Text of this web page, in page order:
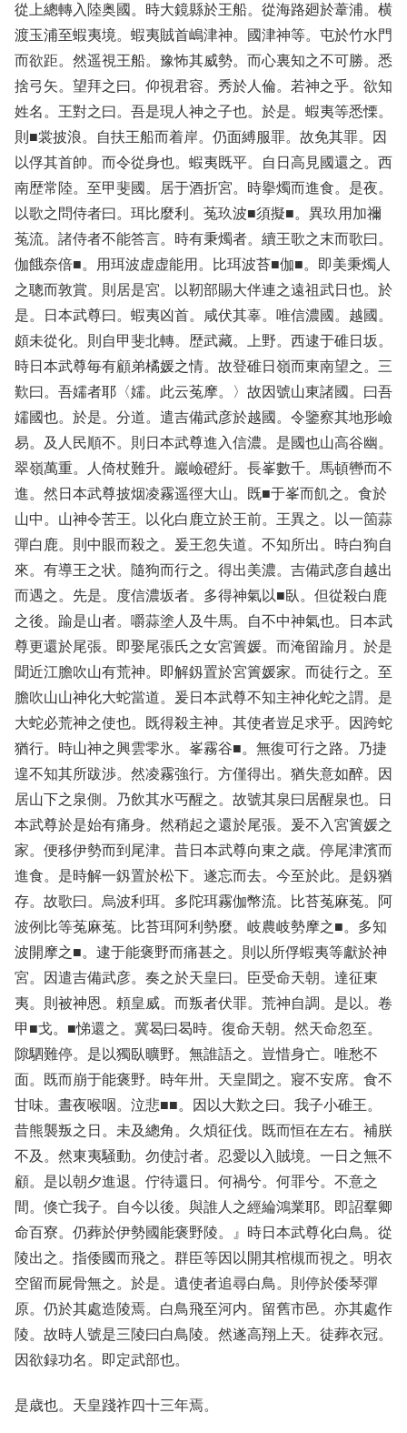
從上總轉入陸奥國。時大鏡縣於王船。從海路廻於葦浦。横
渡玉浦至蝦夷境。蝦夷賊首嶋津神。國津神等。屯於竹水門
而欲距。然遥視王船。豫怖其威勢。而心裏知之不可勝。悉
捨弓矢。望拜之曰。仰視君容。秀於人倫。若神之乎。欲知
姓名。王對之曰。吾是現人神之子也。於是。蝦夷等悉慄。
則■裳披浪。自扶王船而着岸。仍面縛服罪。故免其罪。因
以俘其首帥。而令從身也。蝦夷既平。自日高見國還之。西
南歴常陸。至甲斐國。居于酒折宮。時擧燭而進食。是夜。
以歌之問侍者曰。珥比麼利。菟玖波■須擬■。異玖用加禰
菟流。諸侍者不能答言。時有秉燭者。續王歌之末而歌曰。
伽餓奈倍■。用珥波虚虚能用。比珥波苔■伽■。即美秉燭人
之聰而敦賞。則居是宮。以靭部賜大伴連之遠祖武日也。於
是。日本武尊曰。蝦夷凶首。咸伏其辜。唯信濃國。越國。
頗未從化。則自甲斐北轉。歴武藏。上野。西逮于碓日坂。
時日本武尊毎有顧弟橘媛之情。故登碓日嶺而東南望之。三
歎曰。吾嬬者耶〈嬬。此云菟摩。〉故因號山東諸國。曰吾
嬬國也。於是。分道。遣吉備武彦於越國。令鑒察其地形嶮
易。及人民順不。則日本武尊進入信濃。是國也山高谷幽。
翠嶺萬重。人倚杖難升。巖嶮磴紆。長峯數千。馬頓轡而不
進。然日本武尊披烟凌霧遥徑大山。既■于峯而飢之。食於
山中。山神令苦王。以化白鹿立於王前。王異之。以一箇蒜
彈白鹿。則中眼而殺之。爰王忽失道。不知所出。時白狗自
來。有導王之状。隨狗而行之。得出美濃。吉備武彦自越出
而遇之。先是。度信濃坂者。多得神氣以■臥。但從殺白鹿
之後。踰是山者。嚼蒜塗人及牛馬。自不中神氣也。日本武
尊更還於尾張。即娶尾張氏之女宮簀媛。而淹留踰月。於是
聞近江膽吹山有荒神。即解釼置於宮簀媛家。而徒行之。至
膽吹山山神化大蛇當道。爰日本武尊不知主神化蛇之謂。是
大蛇必荒神之使也。既得殺主神。其使者豈足求乎。因跨蛇
猶行。時山神之興雲零氷。峯霧谷■。無復可行之路。乃捷
遑不知其所跋渉。然凌霧強行。方僅得出。猶失意如醉。因
居山下之泉側。乃飲其水丐醒之。故號其泉曰居醒泉也。日
本武尊於是始有痛身。然稍起之還於尾張。爰不入宮簀媛之
家。便移伊勢而到尾津。昔日本武尊向東之歳。停尾津濱而
進食。是時解一釼置於松下。遂忘而去。今至於此。是釼猶
存。故歌曰。烏波利珥。多陀珥霧伽幣流。比苔菟麻菟。阿
波例比等菟麻菟。比苔珥阿利勢麼。岐農岐勢摩之■。多知
波開摩之■。逮于能褒野而痛甚之。則以所俘蝦夷等獻於神
宮。因遣吉備武彦。奏之於天皇曰。臣受命天朝。達征東
夷。則被神恩。頼皇威。而叛者伏罪。荒神自調。是以。卷
甲■戈。■悌還之。冀曷曰曷時。復命天朝。然天命忽至。
隙駟難停。是以獨臥曠野。無誰語之。豈惜身亡。唯愁不
面。既而崩于能褒野。時年卅。天皇聞之。寢不安席。食不
甘味。晝夜喉咽。泣悲■■。因以大歎之曰。我子小碓王。
昔熊襲叛之日。未及總角。久煩征伐。既而恒在左右。補朕
不及。然東夷騒動。勿使討者。忍愛以入賊境。一日之無不
顧。是以朝夕進退。佇待還日。何禍兮。何罪兮。不意之
間。倏亡我子。自今以後。與誰人之經綸鴻業耶。即詔羣卿
命百寮。仍葬於伊勢國能褒野陵。』時日本武尊化白鳥。從
陵出之。指倭國而飛之。群臣等因以開其棺槻而視之。明衣
空留而屍骨無之。於是。遺使者追尋白鳥。則停於倭琴彈
原。仍於其處造陵焉。白鳥飛至河内。留舊市邑。亦其處作
陵。故時人號是三陵曰白鳥陵。然遂高翔上天。徒葬衣冠。
因欲録功名。即定武部也。
是歳也。天皇踐祚四十三年焉。